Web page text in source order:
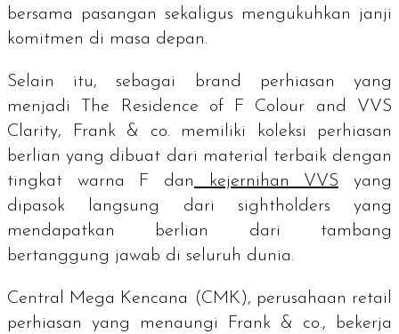
bersama pasangan sekaligus mengukuhkan janji
komitmen di masa depan.
Selain itu, sebagai brand perhiasan yang
menjadi
The Residence of F Colour and VVS
Clarity, Frank & co. memiliki koleksi perhiasan
berlian yang dibuat dari material terbaik dengan
tingkat warna F dan
kejernihan VVS yang
dipasok langsung dari sightholders yang
mendapatkan berlian dari tambang
bertanggung jawab di seluruh dunia.
Central Mega Kencana (CMK), perusahaan retail
perhiasan yang menaungi Frank & co., bekerja